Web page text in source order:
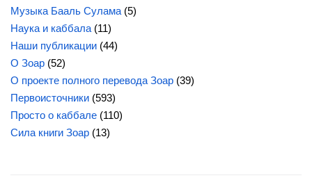
Музыка Бааль Сулама (5)
Наука и каббала (11)
Наши публикации (44)
О Зоар (52)
О проекте полного перевода Зоар (39)
Первоисточники (593)
Просто о каббале (110)
Сила книги Зоар (13)